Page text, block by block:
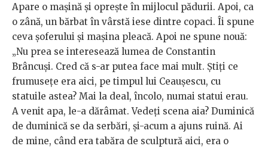
Apare o mașină și oprește în mijlocul pădurii. Apoi, ca
o zână, un bărbat în vârstă iese dintre copaci. Îi spune
ceva șoferului și mașina pleacă. Apoi ne spune nouă:
„Nu prea se interesează lumea de Constantin
Brâncuși. Cred că s-ar putea face mai mult. Știți ce
frumusețe era aici, pe timpul lui Ceaușescu, cu
statuile astea? Mai la deal, încolo, numai statui erau.
A venit apa, le-a dărâmat. Vedeți scena aia? Duminică
de duminică se da serbări, și-acum a ajuns ruină. Ai
de mine, când era tabăra de sculptură aici, era o